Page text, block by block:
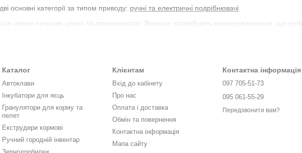
основні категорії за типом приводу: ручні та електричні подрібнювачі
своєю низькою ціною та автономністю. Вони не потребують електроживлення, що
мережі.
за видом ріжучого елементу:
ріжучий елемент у вигляді диска-тертки. Товщина стружки не регулюється, але вони
кормів.
використовують тертку у формі циліндричного барабана. Тут також не регулюється товщина
що може бути вагомою перевагою при виборі подрібнювача.
для подрібнення кормів за допомогою зубчатих ножів. Їх особливість у тому,
Каталог
Автоклави
Інкубатори для яєць
Гранулятори для корму та
пелет
Екструдери кормові
Ручний городній інвентар
Клієнтам
Вхід до кабінету
Про нас
Оплата і доставка
Обмін та повернення
Контактна інформація
Мапа сайту
Контактна інформація
097 705-51-73
095 061-55-29
Передзвонити вам?